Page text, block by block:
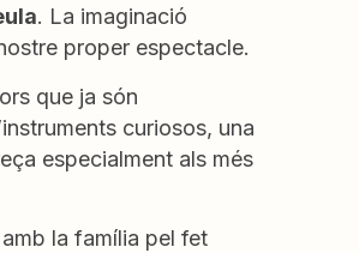
. La imaginació
proper espectacle.
que ja són
curiosos, una
especialment als més
la família pel fet